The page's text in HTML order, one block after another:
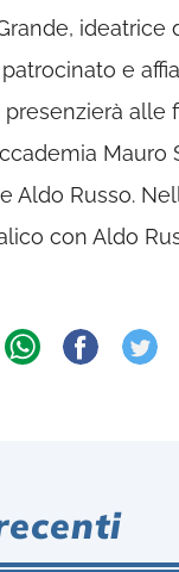
ideatrice
e
alle
Mauro
Aldo Russo.
con Aldo